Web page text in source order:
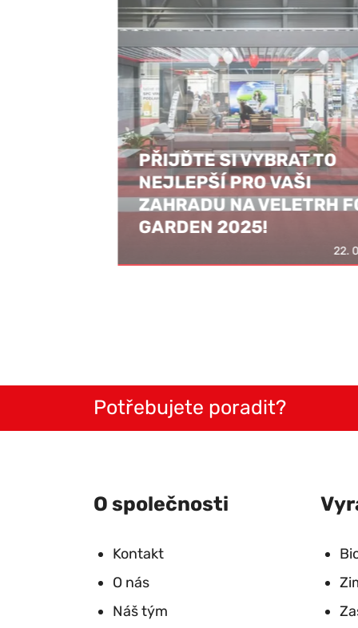
PŘIJĎTE SI VYBRAT TO
NEJLEPŠÍ PRO VAŠI
ZAHRADU NA VELETRH FOR
GARDEN 2025!
22. 03.
Potřebujete poradit?
O společnosti
Kontakt
O nás
Náš tým